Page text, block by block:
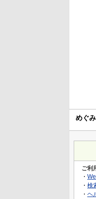
めぐ
ご利
・
・ 検
・ ヘ